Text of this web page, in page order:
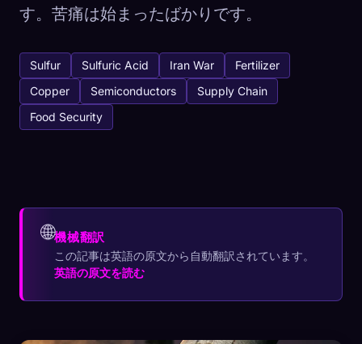
す。苦痛は始まったばかりです。
Sulfur Sulfuric Acid Iran War
Fertilizer
Copper
Semiconductors
Supply Chain
Food Security
🌐機械翻訳
この記事は英語の原文から自動翻訳されています。
英語の原文を読む